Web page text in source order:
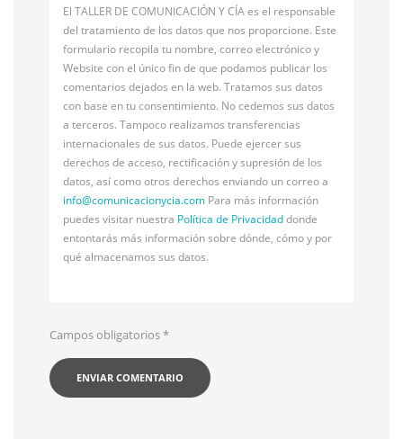
El TALLER DE COMUNICACIÓN Y CÍA es el responsable
del tratamiento de los datos que nos proporcione. Este
formulario recopila tu nombre, correo electrónico y
Website con el único fin de que podamos publicar los
comentarios dejados en la web. Tratamos sus datos
con base en tu consentimiento. No cedemos sus datos
a terceros. Tampoco realizamos transferencias
internacionales de sus datos. Puede ejercer sus
derechos de acceso, rectificación y supresión de los
datos, así como otros derechos enviando un correo a
info@comunicacionycia.com Para más información
puedes visitar nuestra Política de Privacidaddonde
entontarás más información sobre dónde, cómo y por
qué almacenamos sus datos.
Campos obligatorios*